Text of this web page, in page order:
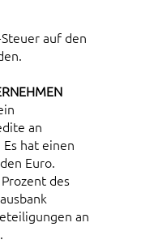
auf den
an
hat einen
Euro.
des
an